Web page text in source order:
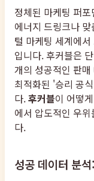
정체된 마케팅 퍼
에너지 드링크나
털 마케팅 세계에
입니다. 후커블은
개의 성공적인 판
최적화된 '승리 공
다.후커블이 어떻
에서 압도적인 우
다.
성공 데이터 분